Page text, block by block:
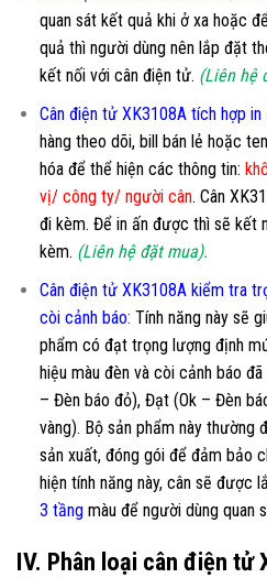
quan sát kết quả khi ở xa hoặc
quả thì người dùng nên lắp đặt
kết nối với cân điện tử. (Liên hệ
Cân điện tử XK3108A tích hợp in
hàng theo dõi, bill bán lẻ hoặc
hóa để thể hiện các thông tin:
vị/ công ty/ người cân. Cân
đi kèm. Để in ấn được thì sẽ kết
kèm. (Liên hệ đặt mua).
Cân điện tử XK3108A kiểm tra
còi cảnh báo: Tính năng này sẽ
phẩm có đạt trọng lượng định
hiệu màu đèn và còi cảnh báo
– Đèn báo đỏ), Đạt (Ok – Đèn
vàng). Bộ sản phẩm này thường
sản xuất, đóng gói để đảm bảo
hiện tính năng này, cân sẽ được
3 tầngmàu để người dùng quan
IV. Phân loại cân điện tử